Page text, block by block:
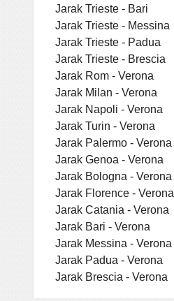
Jarak Trieste - Bari
Jarak Trieste - Messina
Jarak Trieste - Padua
Jarak Trieste - Brescia
Jarak Rom - Verona
Jarak Milan - Verona
Jarak Napoli - Verona
Jarak Turin - Verona
Jarak Palermo - Verona
Jarak Genoa - Verona
Jarak Bologna - Verona
Jarak Florence - Verona
Jarak Catania - Verona
Jarak Bari - Verona
Jarak Messina - Verona
Jarak Padua - Verona
Jarak Brescia - Verona